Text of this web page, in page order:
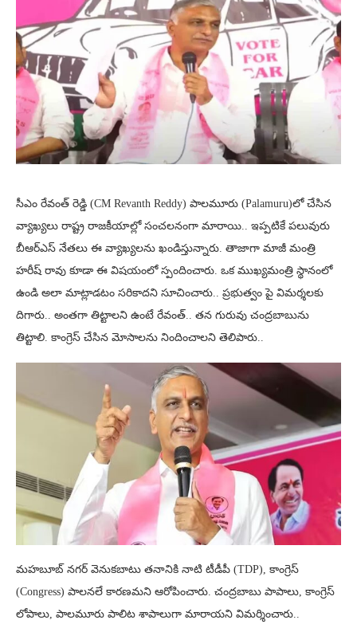
సీఎం రేవంత్ రెడ్డి (CM Revanth Reddy) పాలమూరు (Palamuru)లో చేసిన
వ్యాఖ్యలు రాష్ట్ర రాజకీయాల్లో సంచలనంగా మారాయి.. ఇప్పటికే పలువురు
బీఆర్ఎస్ నేతలు ఈ వ్యాఖ్యలను ఖండిస్తున్నారు. తాజాగా మాజీ మంత్రి
హరీష్ రావు కూడా ఈ విషయంలో స్పందించారు. ఒక ముఖ్యమంత్రి స్థానంలో
ఉండి అలా మాట్లాడటం సరికాదని సూచించారు.. ప్రభుత్వం పై విమర్శలకు
దిగారు.. అంతగా తిట్టాలని ఉంటే రేవంత్.. తన గురువు చంద్రబాబును
తిట్టాలి. కాంగ్రెస్ చేసిన మోసాలను నిందించాలని తెలిపారు..
మహబూబ్ నగర్ వెనుకబాటు తనానికి నాటి టీడీపీ (TDP), కాంగ్రెస్
(Congress) పాలనలే కారణమని ఆరోపించారు. చంద్రబాబు పాపాలు, కాంగ్రెస్
లోపాలు, పాలమూరు పాలిట శాపాలుగా మారాయని విమర్శించారు..